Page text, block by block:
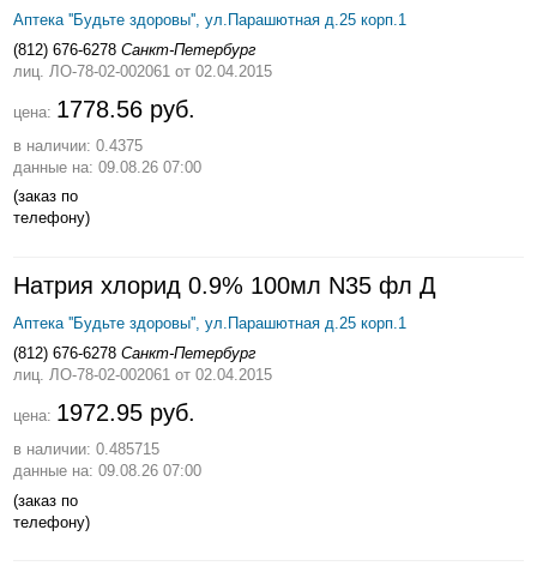
Аптека ''Будьте здоровы'', ул.Парашютная д.25 корп.1
(812) 676-6278 Санкт-Петербург
лиц. ЛО-78-02-002061 от 02.04.2015
цена: 1778.56 руб.
в наличии: 0.4375
данные на: 09.08.26 07:00
(заказ по
телефону)
Натрия хлорид 0.9% 100мл N35 фл Д
Аптека ''Будьте здоровы'', ул.Парашютная д.25 корп.1
(812) 676-6278 Санкт-Петербург
лиц. ЛО-78-02-002061 от 02.04.2015
цена: 1972.95 руб.
в наличии: 0.485715
данные на: 09.08.26 07:00
(заказ по
телефону)